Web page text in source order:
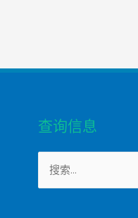
查询信息